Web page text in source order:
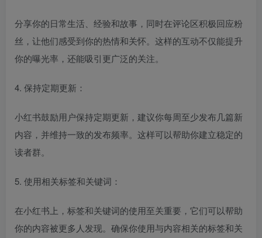
分享你的日常生活、经验和故事，同时在评论区积极回应粉
丝，让他们感受到你的热情和关怀。这样的互动不仅能提升
你的曝光率，还能吸引更广泛的关注。
4. 保持定期更新：
小红书鼓励用户保持定期更新，建议你每周至少发布几篇新
内容，并维持一致的发布频率。这样可以帮助你建立稳定的
读者群。
5. 使用相关标签和关键词：
在小红书上，标签和关键词的使用至关重要，它们可以帮助
你的内容被更多人发现。确保你使用与内容相关的标签和关